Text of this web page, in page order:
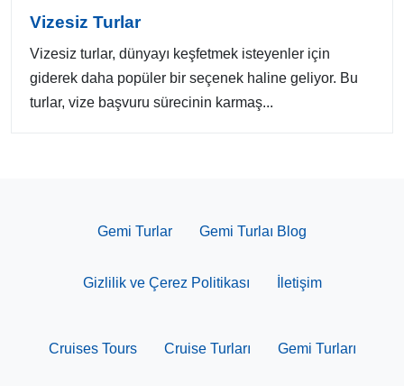
Vizesiz Turlar
Vizesiz turlar, dünyayı keşfetmek isteyenler için
giderek daha popüler bir seçenek haline geliyor. Bu
turlar, vize başvuru sürecinin karmaş...
Gemi Turlar Gemi Turlaı Blog
Gizlilik ve Çerez Politikası İletişim
Cruises Tours Cruise Turları Gemi Turları